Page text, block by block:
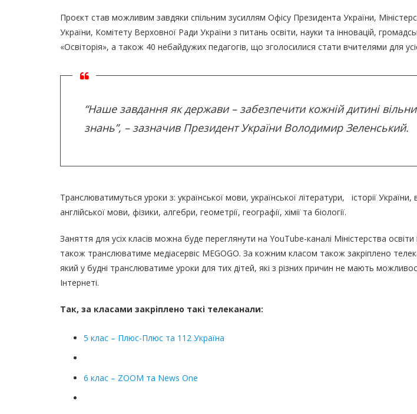
Проєкт став можливим завдяки спільним зусиллям Офісу Президента України,
України, Комітету Верховної Ради України з питань освіти, науки та інновацій,
«Освіторія», а також 40 небайдужих педагогів, що зголосилися стати вчителями для
“Наше завдання як держави – забезпечити кожній дитині
знань”, – зазначив Президент України Володимир Зеленський.
Транслюватимуться уроки з: української мови, української літератури, історії України,
англійської мови, фізики, алгебри, геометрії, географії, хімії та біології.
Заняття для усіх класів можна буде переглянути на YouTube-каналі Міністерства освіти
також транслюватиме мeдіасервіс MEGOGO. За кожним класом також закріплено
який у будні транслюватиме уроки для тих дітей, які з різних причин не мають
Інтернеті.
Так, за класами закріплено такі телеканали:
5 клас – Плюс-Плюс та 112 Україна
6 клас – ZOOM та News One